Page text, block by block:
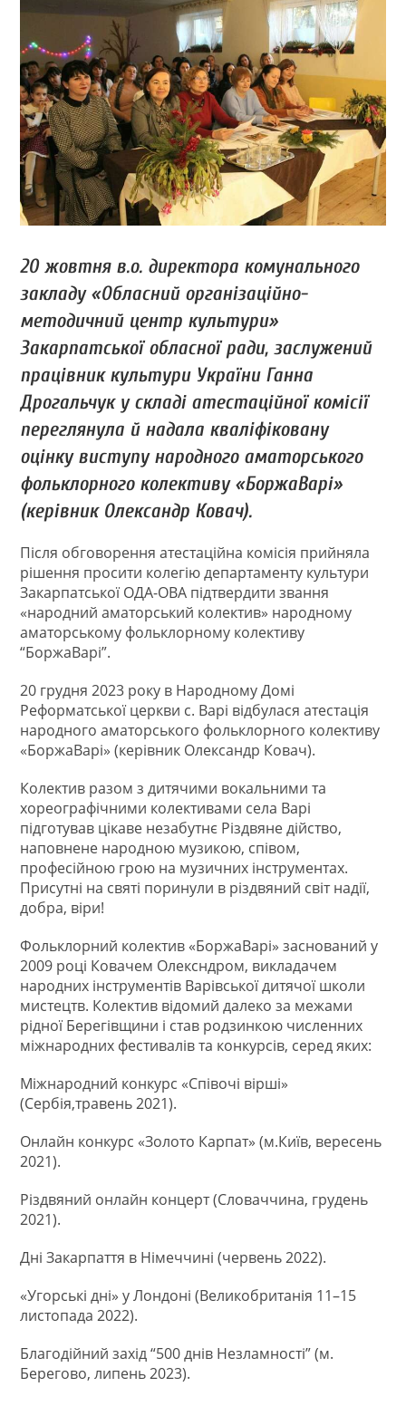
20 жовтня в.о. директора комунального
закладу «Обласний організаційно-
методичний центр культури»
Закарпатської обласної ради, заслужений
працівник культури України Ганна
Дрогальчук у складі атестаційної комісії
переглянула й надала кваліфіковану
оцінку виступу народного аматорського
фольклорного колективу «БоржаВарі»
(керівник Олександр Ковач).
Після обговорення атестаційна комісія прийняла
рішення просити колегію департаменту культури
Закарпатської ОДА-ОВА підтвердити звання
«народний аматорський колектив» народному
аматорському фольклорному колективу
“БоржаВарі”.
20 грудня 2023 року в Народному Домі
Реформатської церкви с. Варі відбулася атестація
народного аматорського фольклорного колективу
«БоржаВарі» (керівник Олександр Ковач).
Колектив разом з дитячими вокальними та
хореографічними колективами села Варі
підготував цікаве незабутнє Різдвяне дійство,
наповнене народною музикою, співом,
професійною грою на музичних інструментах.
Присутні на святі поринули в різдвяний світ надії,
добра, віри!
Фольклорний колектив «БоржаВарі» заснований у
2009 році Ковачем Олексндром, викладачем
народних інструментів Варівської дитячої школи
мистецтв. Колектив відомий далеко за межами
рідної Берегівщини і став родзинкою численних
міжнародних фестивалів та конкурсів, серед яких:
Міжнародний конкурс «Співочі вірші»
(Сербія,травень 2021).
Онлайн конкурс «Золото Карпат» (м.Київ, вересень
2021).
Різдвяний онлайн концерт (Словаччина, грудень
2021).
Дні Закарпаття в Німеччині (червень 2022).
«Угорські дні» у Лондоні (Великобританія 11–15
листопада 2022).
Благодійний захід “500 днів Незламності” (м.
Берегово, липень 2023).